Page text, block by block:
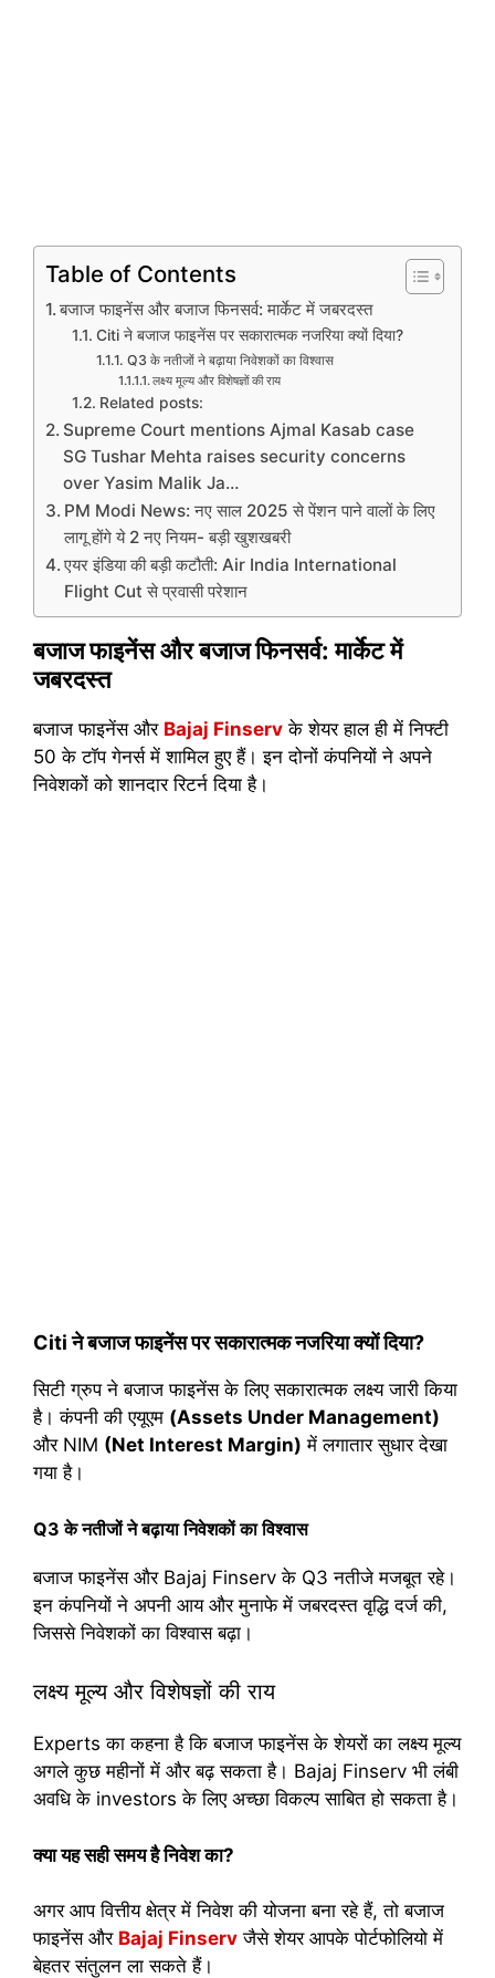
Table of Contents
बजाज फाइनेंस और बजाज फिनसर्व: मार्केट में जबरदस्त
Citi ने बजाज फाइनेंस पर सकारात्मक नजरिया क्यों दिया?
Q3 के नतीजों ने बढ़ाया निवेशकों का विश्वास
लक्ष्य मूल्य और विशेषज्ञों की राय
Related posts:
Supreme Court mentions Ajmal Kasab case
SG Tushar Mehta raises security concerns
over Yasim Malik Ja…
PM Modi News: नए साल 2025 से पेंशन पाने वालों के लिए
लागू होंगे ये 2 नए नियम- बड़ी खुशखबरी
एयर इंडिया की बड़ी कटौती: Air India International
Flight Cut से प्रवासी परेशान
बजाज फाइनेंस और बजाज फिनसर्व: मार्केट में
जबरदस्त
बजाज फाइनेंस और Bajaj Finserv के शेयर हाल ही में निफ्टी
50 के टॉप गेनर्स में शामिल हुए हैं। इन दोनों कंपनियों ने अपने
निवेशकों को शानदार रिटर्न दिया है।
Citi ने बजाज फाइनेंस पर सकारात्मक नजरिया क्यों दिया?
सिटी ग्रुप ने बजाज फाइनेंस के लिए सकारात्मक लक्ष्य जारी किया
है। कंपनी की एयूएम (Assets Under Management)
और NIM (Net Interest Margin) में लगातार सुधार देखा
गया है।
Q3 के नतीजों ने बढ़ाया निवेशकों का विश्वास
बजाज फाइनेंस और Bajaj Finserv के Q3 नतीजे मजबूत रहे।
इन कंपनियों ने अपनी आय और मुनाफे में जबरदस्त वृद्धि दर्ज की,
जिससे निवेशकों का विश्वास बढ़ा।
लक्ष्य मूल्य और विशेषज्ञों की राय
Experts का कहना है कि बजाज फाइनेंस के शेयरों का लक्ष्य मूल्य
अगले कुछ महीनों में और बढ़ सकता है। Bajaj Finserv भी लंबी
अवधि के investors के लिए अच्छा विकल्प साबित हो सकता है।
क्या यह सही समय है निवेश का?
अगर आप वित्तीय क्षेत्र में निवेश की योजना बना रहे हैं, तो बजाज
फाइनेंस और Bajaj Finserv जैसे शेयर आपके पोर्टफोलियो में
बेहतर संतुलन ला सकते हैं।